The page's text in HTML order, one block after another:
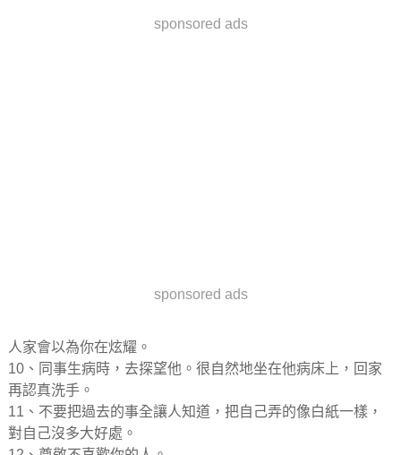
sponsored ads
sponsored ads
人家會以為你在炫耀。
10、同事生病時，去探望他。很自然地坐在他病床上，回家
再認真洗手。
11、不要把過去的事全讓人知道，把自己弄的像白紙一樣，
對自己沒多大好處。